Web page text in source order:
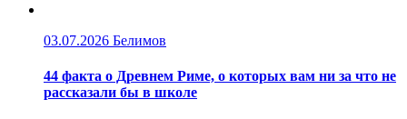
03.07.2026 Белимов
44 факта о Древнем Риме, о которых вам ни за что не
рассказали бы в школе